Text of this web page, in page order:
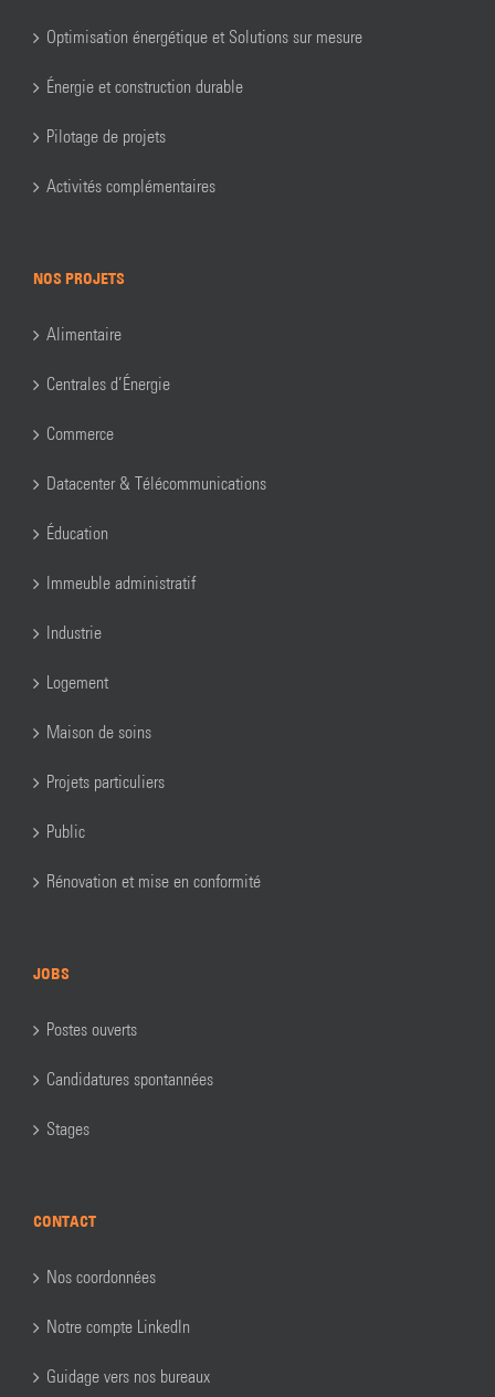
Optimisation énergétique et Solutions sur mesure
Énergie et construction durable
Pilotage de projets
Activités complémentaires
NOS PROJETS
Alimentaire
Centrales d’Énergie
Commerce
Datacenter & Télécommunications
Éducation
Immeuble administratif
Industrie
Logement
Maison de soins
Projets particuliers
Public
Rénovation et mise en conformité
JOBS
Postes ouverts
Candidatures spontannées
Stages
CONTACT
Nos coordonnées
Notre compte LinkedIn
Guidage vers nos bureaux